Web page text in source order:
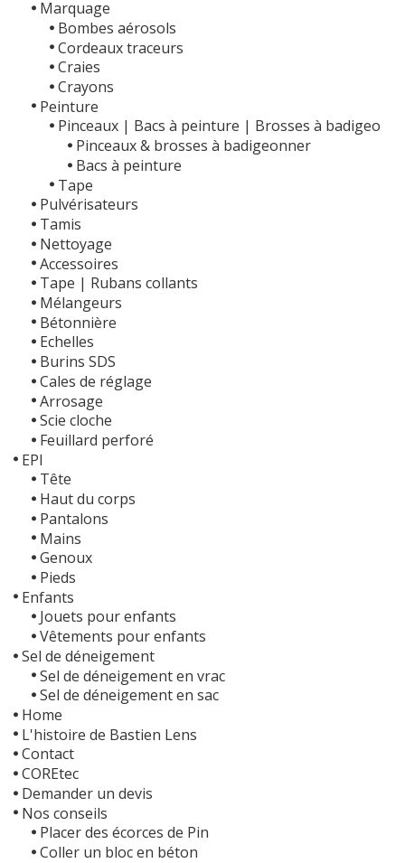
Marquage
Bombes aérosols
Cordeaux traceurs
Craies
Crayons
Peinture
Pinceaux | Bacs à peinture | Brosses à badigeo
Pinceaux & brosses à badigeonner
Bacs à peinture
Tape
Pulvérisateurs
Tamis
Nettoyage
Accessoires
Tape | Rubans collants
Mélangeurs
Bétonnière
Echelles
Burins SDS
Cales de réglage
Arrosage
Scie cloche
Feuillard perforé
EPI
Tête
Haut du corps
Pantalons
Mains
Genoux
Pieds
Enfants
Jouets pour enfants
Vêtements pour enfants
Sel de déneigement
Sel de déneigement en vrac
Sel de déneigement en sac
Home
L'histoire de Bastien Lens
Contact
COREtec
Demander un devis
Nos conseils
Placer des écorces de Pin
Coller un bloc en béton